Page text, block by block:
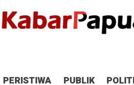
PERISTIWA PUBLIK
Antisipasi 1 Desember, TNI Polri